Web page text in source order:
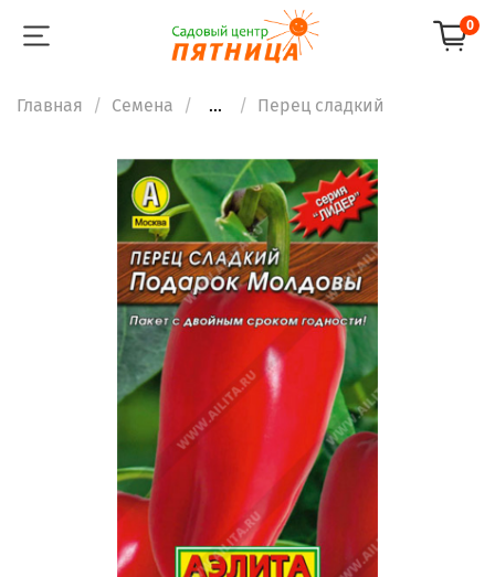
0
Главная Семена ... Перец сладкий